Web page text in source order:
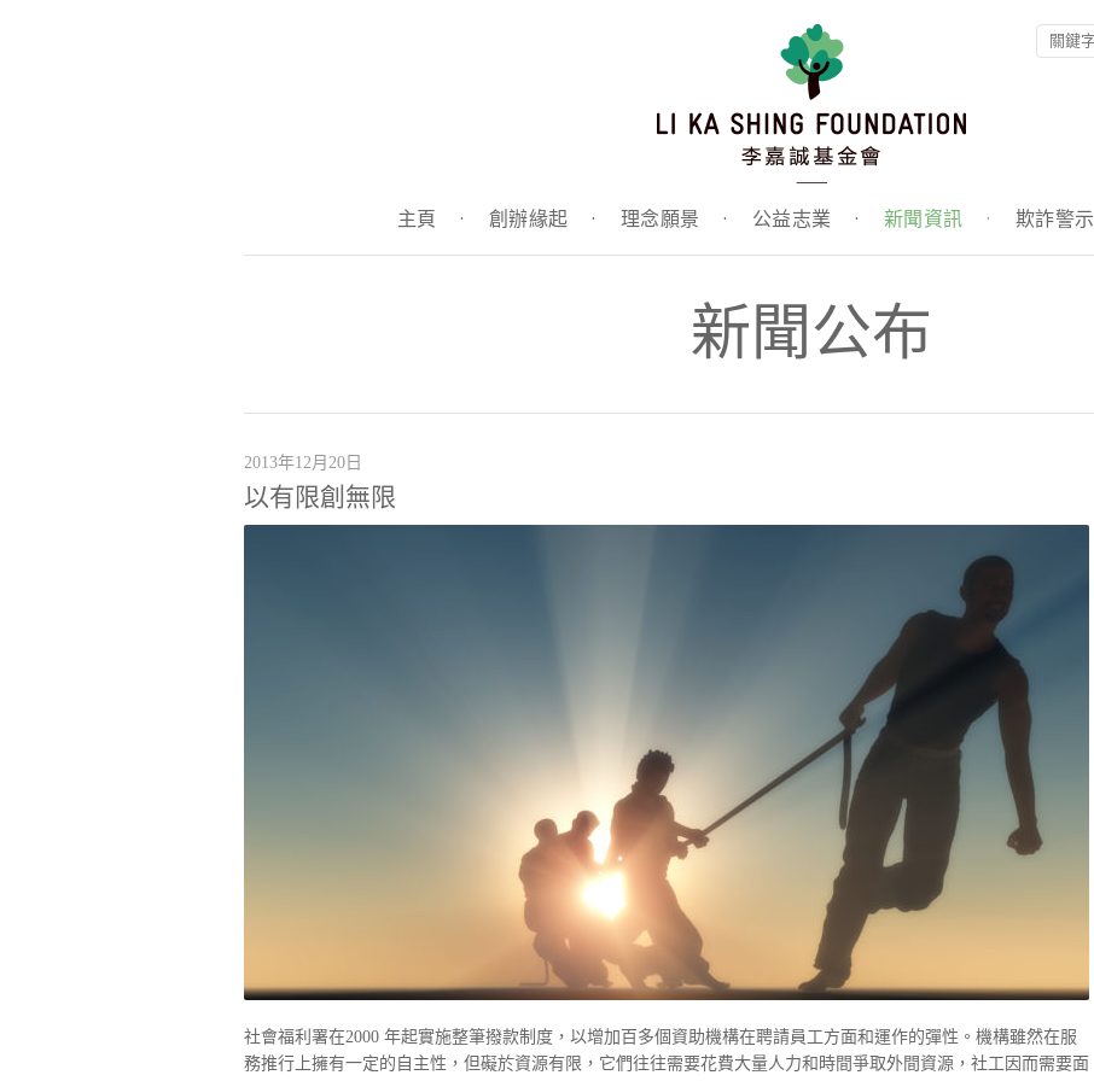
主頁 · 創辦緣起 · 理念願景 · 公益志業 · 新聞資訊 · 欺詐警示
新聞公布
2013年12月20日
以有限創無限
社會福利署在2000 年起實施整筆撥款制度，以增加百多個資助機構在聘請員工方面和運作的彈性。機構雖然在服
務推行上擁有一定的自主性，但礙於資源有限，它們往往需要花費大量人力和時間爭取外間資源，社工因而需要面